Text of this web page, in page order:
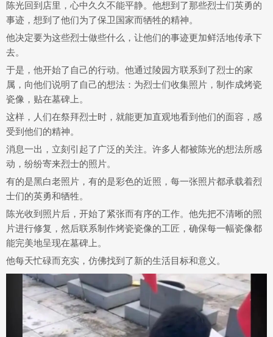
陈光回到店里，心中久久不能平静。他想到了那些烈士们英勇的
事迹，想到了他们为了保卫国家而牺牲的精神。
他决定要为这些烈士做些什么，让他们的事迹更加鲜活地传承下
去。
于是，他开始了自己的行动。他通过陵园方联系到了烈士的家
属，向他们说明了自己的想法：为烈士们收集照片，制作成烤瓷
瓷像，贴在墓碑上。
这样，人们在祭拜烈士时，就能更加直观地看到他们的面容，感
受到他们的精神。
消息一出，立刻引起了广泛的关注。许多人都被陈光的想法所感
动，纷纷寄来烈士的照片。
有的是黑白老照片，有的是彩色的近照，每一张照片都承载着烈
士们的英勇和牺牲。
陈光收到照片后，开始了紧张而有序的工作。他先把不清晰的照
片进行修复，然后联系制作烤瓷瓷像的工匠，确保每一幅瓷像都
能完美地呈现在墓碑上。
他每天忙碌而充实，仿佛找到了新的生活目标和意义。